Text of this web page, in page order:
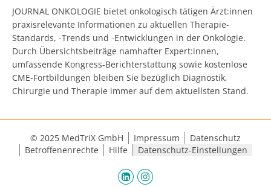
JOURNAL ONKOLOGIE bietet onkologisch tätigen Ärzt:innen
praxisrelevante Informationen zu aktuellen Therapie-
Standards, -Trends und -Entwicklungen in der Onkologie.
Durch Übersichtsbeiträge namhafter Expert:innen,
umfassende Kongress-Berichterstattung sowie kostenlose
CME-Fortbildungen bleiben Sie bezüglich Diagnostik,
Chirurgie und Therapie immer auf dem aktuellsten Stand.
© 2025 MedTriX GmbH Impressum
Datenschutz
Betroffenenrechte
Hilfe Datenschutz-Einstellungen